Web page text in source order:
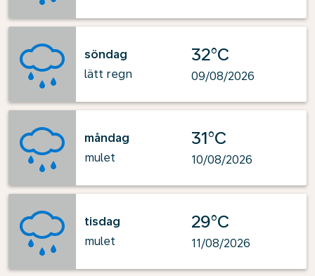
söndag
lätt regn
32°C
09/08/2026
måndag
mulet
31°C
10/08/2026
tisdag
mulet
29°C
11/08/2026